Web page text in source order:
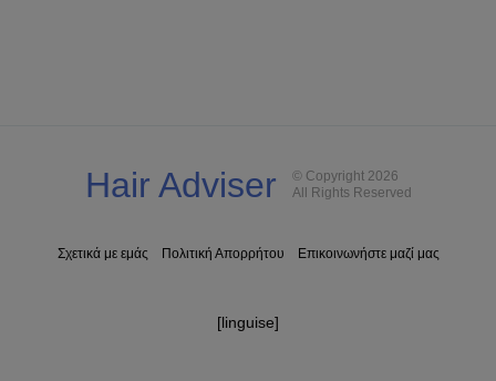
Hair Adviser
© Copyright 2026
All Rights Reserved
Σχετικά με εμάς Πολιτική Απορρήτου Επικοινωνήστε μαζί μας
[linguise]